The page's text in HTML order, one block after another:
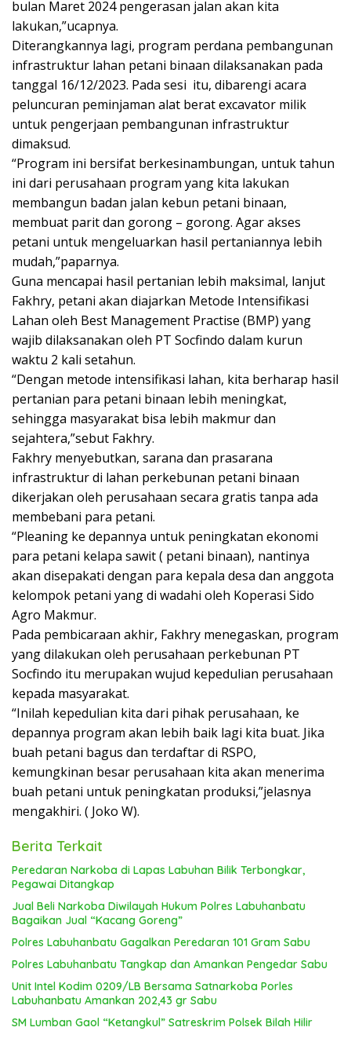
bulan Maret 2024 pengerasan jalan akan kita
lakukan,”ucapnya.
Diterangkannya lagi, program perdana pembangunan
infrastruktur lahan petani binaan dilaksanakan pada
tanggal 16/12/2023. Pada sesi itu, dibarengi acara
peluncuran peminjaman alat berat excavator milik
untuk pengerjaan pembangunan infrastruktur
dimaksud.
“Program ini bersifat berkesinambungan, untuk tahun
ini dari perusahaan program yang kita lakukan
membangun badan jalan kebun petani binaan,
membuat parit dan gorong – gorong. Agar akses
petani untuk mengeluarkan hasil pertaniannya lebih
mudah,”paparnya.
Guna mencapai hasil pertanian lebih maksimal, lanjut
Fakhry, petani akan diajarkan Metode Intensifikasi
Lahan oleh Best Management Practise (BMP) yang
wajib dilaksanakan oleh PT Socfindo dalam kurun
waktu 2 kali setahun.
“Dengan metode intensifikasi lahan, kita berharap hasil
pertanian para petani binaan lebih meningkat,
sehingga masyarakat bisa lebih makmur dan
sejahtera,”sebut Fakhry.
Fakhry menyebutkan, sarana dan prasarana
infrastruktur di lahan perkebunan petani binaan
dikerjakan oleh perusahaan secara gratis tanpa ada
membebani para petani.
“Pleaning ke depannya untuk peningkatan ekonomi
para petani kelapa sawit ( petani binaan), nantinya
akan disepakati dengan para kepala desa dan anggota
kelompok petani yang di wadahi oleh Koperasi Sido
Agro Makmur.
Pada pembicaraan akhir, Fakhry menegaskan, program
yang dilakukan oleh perusahaan perkebunan PT
Socfindo itu merupakan wujud kepedulian perusahaan
kepada masyarakat.
“Inilah kepedulian kita dari pihak perusahaan, ke
depannya program akan lebih baik lagi kita buat. Jika
buah petani bagus dan terdaftar di RSPO,
kemungkinan besar perusahaan kita akan menerima
buah petani untuk peningkatan produksi,”jelasnya
mengakhiri. ( Joko W).
Berita Terkait
Peredaran Narkoba di Lapas Labuhan Bilik Terbongkar,
Pegawai Ditangkap
Jual Beli Narkoba Diwilayah Hukum Polres Labuhanbatu
Bagaikan Jual “Kacang Goreng”
Polres Labuhanbatu Gagalkan Peredaran 101 Gram Sabu
Polres Labuhanbatu Tangkap dan Amankan Pengedar Sabu
Unit Intel Kodim 0209/LB Bersama Satnarkoba Porles
Labuhanbatu Amankan 202,43 gr Sabu
SM Lumban Gaol “Ketangkul” Satreskrim Polsek Bilah Hilir